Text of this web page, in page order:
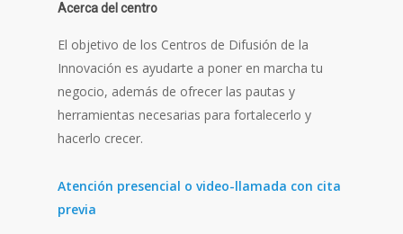
Acerca del centro
El objetivo de los Centros de Difusión de la
Innovación es ayudarte a poner en marcha tu
negocio, además de ofrecer las pautas y
herramientas necesarias para fortalecerlo y
hacerlo crecer.
Atención presencial o video-llamada con cita
previa